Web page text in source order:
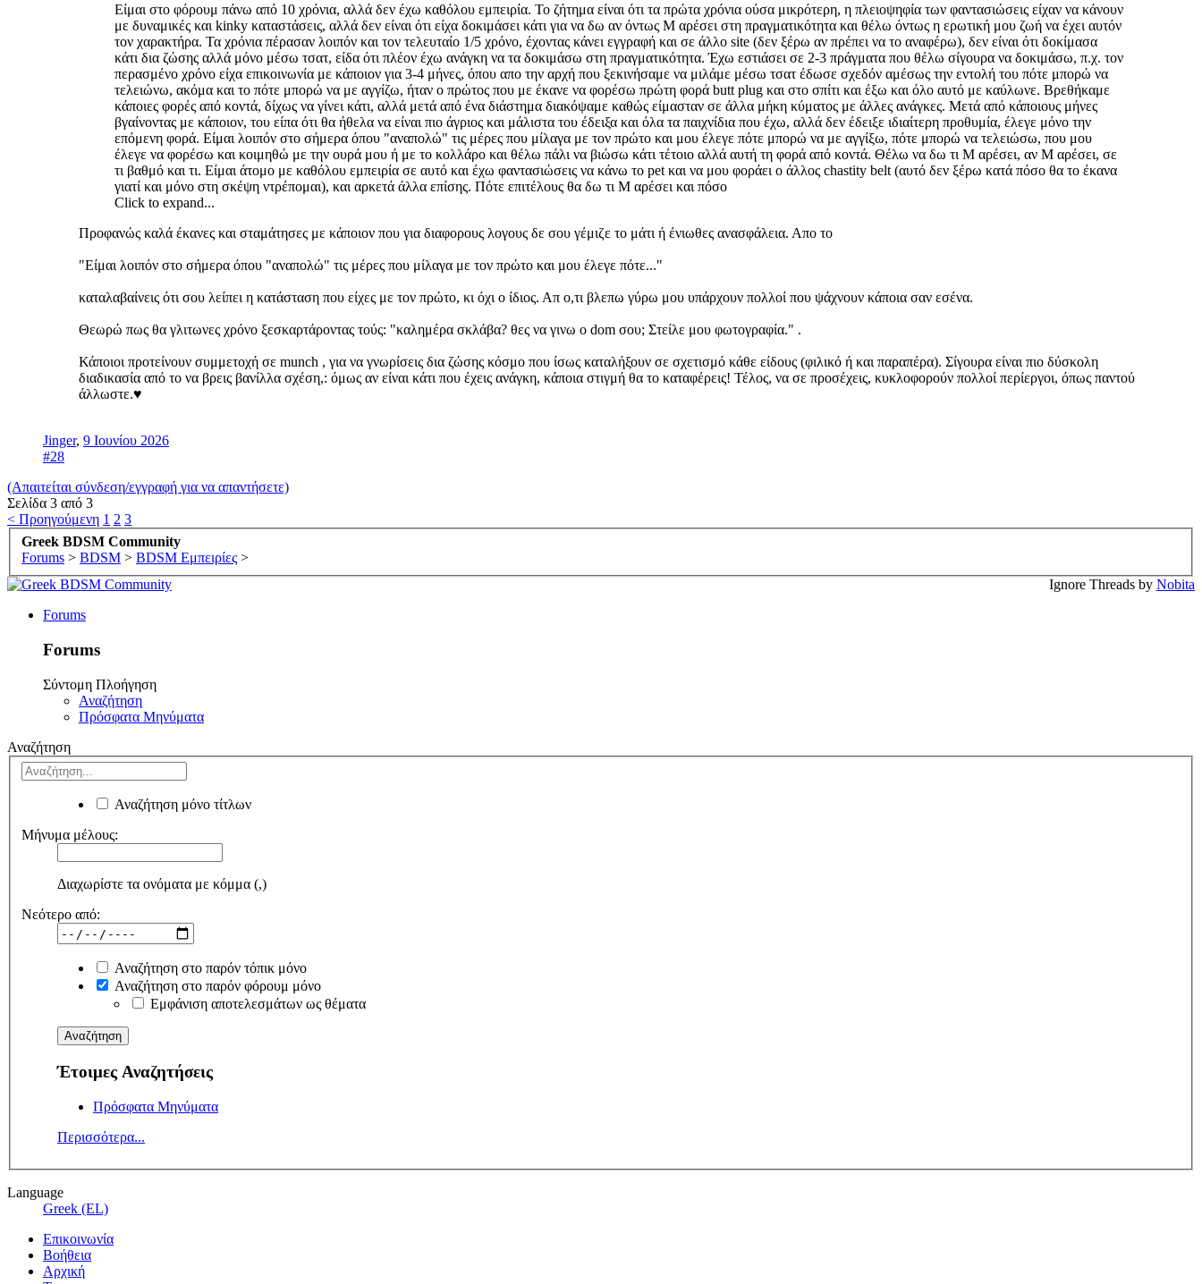
Είμαι στο φόρουμ πάνω από 10 χρόνια, αλλά δεν έχω καθόλου εμπειρία. Το ζήτημα είναι ότι τα πρώτα χρόνια ούσα μικρότερη, η πλειοψηφία των φαντασιώσεις είχαν να κάνουν
με δυναμικές και kinky καταστάσεις, αλλά δεν είναι ότι είχα δοκιμάσει κάτι για να δω αν όντως Μ αρέσει στη πραγματικότητα και θέλω όντως η ερωτική μου ζωή να έχει αυτόν
τον χαρακτήρα. Τα χρόνια πέρασαν λοιπόν και τον τελευταίο 1/5 χρόνο, έχοντας κάνει εγγραφή και σε άλλο site (δεν ξέρω αν πρέπει να το αναφέρω), δεν είναι ότι δοκίμασα
κάτι δια ζώσης αλλά μόνο μέσω τσατ, είδα ότι πλέον έχω ανάγκη να τα δοκιμάσω στη πραγματικότητα. Έχω εστιάσει σε 2-3 πράγματα που θέλω σίγουρα να δοκιμάσω, π.χ. τον
περασμένο χρόνο είχα επικοινωνία με κάποιον για 3-4 μήνες, όπου απο την αρχή που ξεκινήσαμε να μιλάμε μέσω τσατ έδωσε σχεδόν αμέσως την εντολή του πότε μπορώ να
τελειώνω, ακόμα και το πότε μπορώ να με αγγίζω, ήταν ο πρώτος που με έκανε να φορέσω πρώτη φορά butt plug και στο σπίτι και έξω και όλο αυτό με καύλωνε. Βρεθήκαμε
κάποιες φορές από κοντά, δίχως να γίνει κάτι, αλλά μετά από ένα διάστημα διακόψαμε καθώς είμασταν σε άλλα μήκη κύματος με άλλες ανάγκες. Μετά από κάποιους μήνες
βγαίνοντας με κάποιον, του είπα ότι θα ήθελα να είναι πιο άγριος και μάλιστα του έδειξα και όλα τα παιχνίδια που έχω, αλλά δεν έδειξε ιδιαίτερη προθυμία, έλεγε μόνο την
επόμενη φορά. Είμαι λοιπόν στο σήμερα όπου "αναπολώ" τις μέρες που μίλαγα με τον πρώτο και μου έλεγε πότε μπορώ να με αγγίξω, πότε μπορώ να τελειώσω, που μου
έλεγε να φορέσω και κοιμηθώ με την ουρά μου ή με το κολλάρο και θέλω πάλι να βιώσω κάτι τέτοιο αλλά αυτή τη φορά από κοντά. Θέλω να δω τι Μ αρέσει, αν Μ αρέσει, σε
τι βαθμό και τι. Είμαι άτομο με καθόλου εμπειρία σε αυτό και έχω φαντασιώσεις να κάνω το pet και να μου φοράει ο άλλος chastity belt (αυτό δεν ξέρω κατά πόσο θα το έκανα
γιατί και μόνο στη σκέψη ντρέπομαι), και αρκετά άλλα επίσης. Πότε επιτέλους θα δω τι Μ αρέσει και πόσο
Click to expand...
Προφανώς καλά έκανες και σταμάτησες με κάποιον που για διαφορους λογους δε σου γέμιζε το μάτι ή ένιωθες ανασφάλεια. Απο το
"Είμαι λοιπόν στο σήμερα όπου "αναπολώ" τις μέρες που μίλαγα με τον πρώτο και μου έλεγε πότε..."
καταλαβαίνεις ότι σου λείπει η κατάσταση που είχες με τον πρώτο, κι όχι ο ίδιος. Απ ο,τι βλεπω γύρω μου υπάρχουν πολλοί που ψάχνουν κάποια σαν εσένα.
Θεωρώ πως θα γλιτωνες χρόνο ξεσκαρτάροντας τούς: "καλημέρα σκλάβα? θες να γινω ο dom σου; Στείλε μου φωτογραφία." .
Κάποιοι προτείνουν συμμετοχή σε munch , για να γνωρίσεις δια ζώσης κόσμο που ίσως καταλήξουν σε σχετισμό κάθε είδους (φιλικό ή και παραπέρα). Σίγουρα είναι πιο δύσκολη
διαδικασία από το να βρεις βανίλλα σχέση,: όμως αν είναι κάτι που έχεις ανάγκη, κάποια στιγμή θα το καταφέρεις! Τέλος, να σε προσέχεις, κυκλοφορούν πολλοί περίεργοι, όπως παντού
άλλωστε.♥️
Jinger, 9 Ιουνίου 2026
#28
(Απαιτείται σύνδεση/εγγραφή για να απαντήσετε)
Σελίδα 3 από 3
< Προηγούμενη 1 2 3
Greek BDSM Community
Forums > BDSM > BDSM Εμπειρίες >
Ignore Threads by Nobita
Forums
Forums
Σύντομη Πλοήγηση
Αναζήτηση
Πρόσφατα Μηνύματα
Αναζήτηση
Αναζήτηση μόνο τίτλων
Μήνυμα μέλους:
Διαχωρίστε τα ονόματα με κόμμα (,)
Νεότερο από:
Αναζήτηση στο παρόν τόπικ μόνο
Αναζήτηση στο παρόν φόρουμ μόνο
Εμφάνιση αποτελεσμάτων ως θέματα
Έτοιμες Αναζητήσεις
Πρόσφατα Μηνύματα
Περισσότερα...
Language
Greek (EL)
Επικοινωνία
Βοήθεια
Αρχική